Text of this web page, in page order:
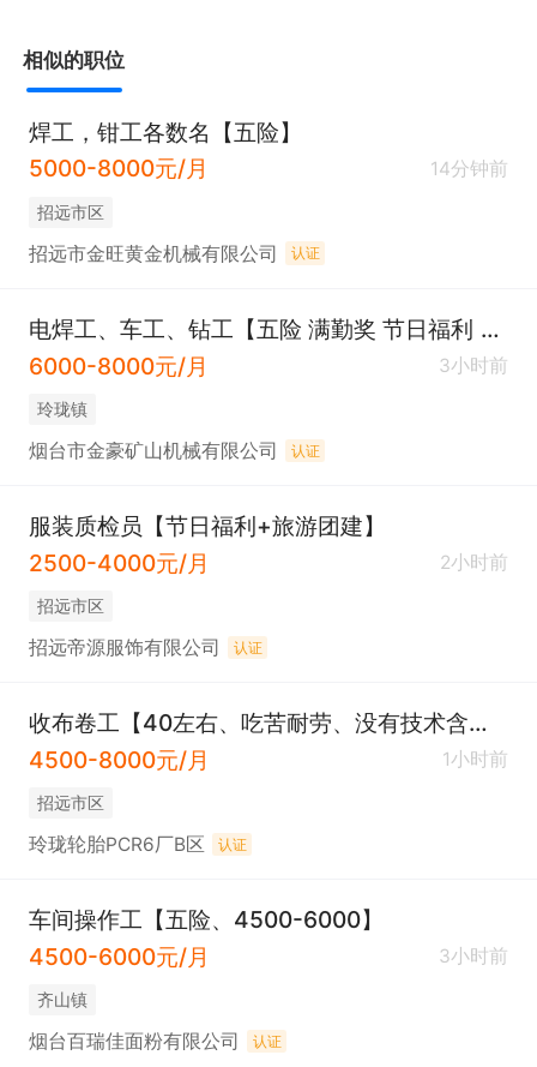
相似的职位
焊工，钳工各数名【五险】
5000-8000元/月
14分钟前
招远市区
招远市金旺黄金机械有限公司 认证
电焊工、车工、钻工【五险 满勤奖 节日福利 有宿舍】
6000-8000元/月
3小时前
玲珑镇
烟台市金豪矿山机械有限公司 认证
服装质检员【节日福利+旅游团建】
2500-4000元/月
2小时前
招远市区
招远帝源服饰有限公司 认证
收布卷工【40左右、吃苦耐劳、没有技术含量】
4500-8000元/月
1小时前
招远市区
玲珑轮胎PCR6厂B区 认证
车间操作工【五险、4500-6000】
4500-6000元/月
3小时前
齐山镇
烟台百瑞佳面粉有限公司 认证